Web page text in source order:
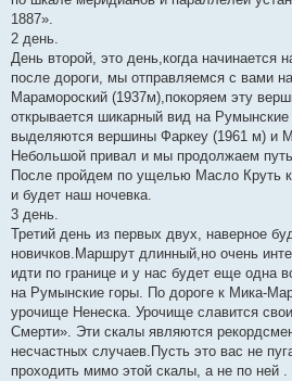
1887».
2 день.
День второй, это день,когда начинается
после дороги, мы отправляемся с вами
Марамороский (1937м),покоряем эту
открывается шикарный вид на Румынские
выделяются вершины Фаркеу (1961 м) и
Небольшой привал и мы продолжаем путь
После пройдем по ущелью Масло Круть
и будет наш ночевка.
3 день.
Третий день из первых двух, наверное
новичков.Маршрут длинный,но очень
идти по границе и у нас будет еще одна
на Румынские горы. По дороге к Мика-
урочище Ненеска. Урочище славится
Смерти». Эти скалы являются
несчастных случаев.Пусть это вас не
проходить мимо этой скалы, а не по ней